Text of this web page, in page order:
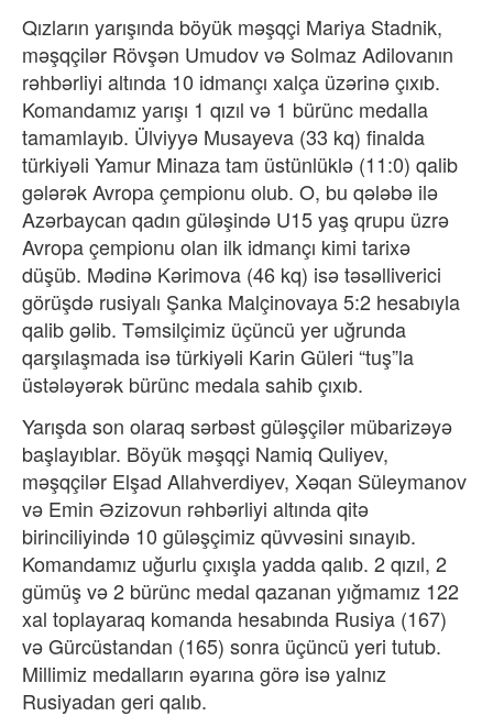
Qızların yarışında böyük məşqçi Mariya Stadnik,
məşqçilər Rövşən Umudov və Solmaz Adilovanın
rəhbərliyi altında 10 idmançı xalça üzərinə çıxıb.
Komandamız yarışı 1 qızıl və 1 bürünc medalla
tamamlayıb. Ülviyyə Musayeva (33 kq) finalda
türkiyəli Yamur Minaza tam üstünlüklə (11:0) qalib
gələrək Avropa çempionu olub. O, bu qələbə ilə
Azərbaycan qadın güləşində U15 yaş qrupu üzrə
Avropa çempionu olan ilk idmançı kimi tarixə
düşüb. Mədinə Kərimova (46 kq) isə təsəlliverici
görüşdə rusiyalı Şanka Malçinovaya 5:2 hesabıyla
qalib gəlib. Təmsilçimiz üçüncü yer uğrunda
qarşılaşmada isə türkiyəli Karin Güleri “tuş”la
üstələyərək bürünc medala sahib çıxıb.
Yarışda son olaraq sərbəst güləşçilər mübarizəyə
başlayıblar. Böyük məşqçi Namiq Quliyev,
məşqçilər Elşad Allahverdiyev, Xəqan Süleymanov
və Emin Əzizovun rəhbərliyi altında qitə
birinciliyində 10 güləşçimiz qüvvəsini sınayıb.
Komandamız uğurlu çıxışla yadda qalıb. 2 qızıl, 2
gümüş və 2 bürünc medal qazanan yığmamız 122
xal toplayaraq komanda hesabında Rusiya (167)
və Gürcüstandan (165) sonra üçüncü yeri tutub.
Millimiz medalların əyarına görə isə yalnız
Rusiyadan geri qalıb.